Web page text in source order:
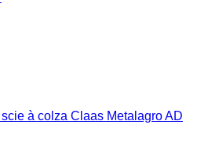
scie à colza Claas Metalagro AD